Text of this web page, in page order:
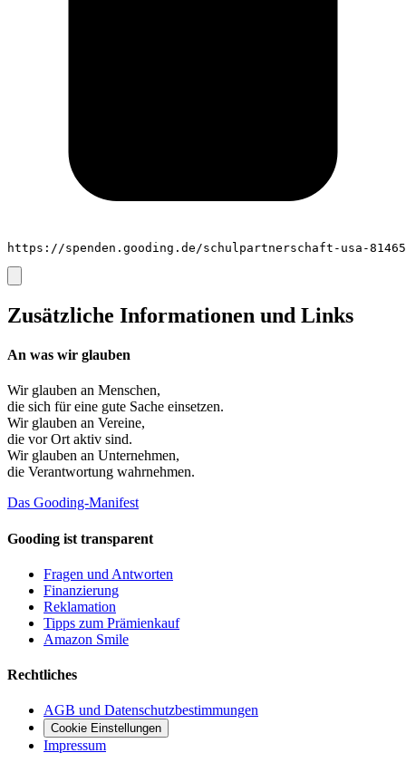
https://spenden.gooding.de/schulpartnerschaft-usa-81465
Zusätzliche Informationen und Links
An was wir glauben
Wir glauben an Menschen,
die sich für eine gute Sache einsetzen.
Wir glauben an Vereine,
die vor Ort aktiv sind.
Wir glauben an Unternehmen,
die Verantwortung wahrnehmen.
Das Gooding-Manifest
Gooding ist transparent
Fragen und Antworten
Finanzierung
Reklamation
Tipps zum Prämienkauf
Amazon Smile
Rechtliches
AGB und Datenschutzbestimmungen
Cookie Einstellungen
Impressum